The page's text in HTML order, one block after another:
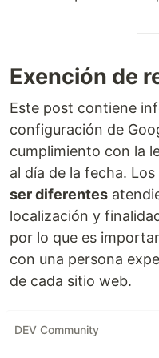
Exención de
Este post contiene
configuración de
cumplimiento con la
al día de la fecha. Los
ser diferentes
localización y
por lo que es
con una persona
de cada sitio web.
DEV Community